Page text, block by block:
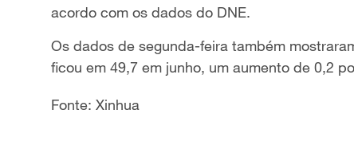
acordo com os dados do DNE.
Os dados de segunda-feira também
ficou em 49,7 em junho, um aumento de 0,2
Fonte: Xinhua